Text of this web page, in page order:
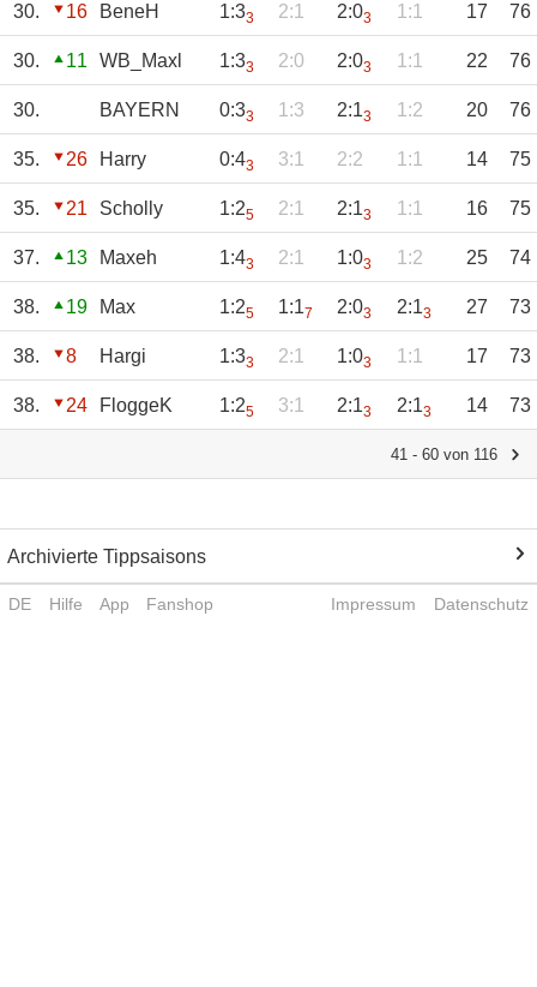
30. 16 BeneH 1:33 2:1 2:03 1:1 17 76
30. 11 WB_Maxl 1:33 2:0 2:03 1:1 22 76
30. BAYERN 0:33 1:3 2:13 1:2 20 76
35. 26 Harry 0:43 3:1 2:2 1:1 14 75
35. 21 Scholly 1:25 2:1 2:13 1:1 16 75
37. 13 Maxeh 1:43 2:1 1:03 1:2 25 74
38. 19 Max 1:25 1:17 2:03 2:13 27 73
38. 8 Hargi 1:33 2:1 1:03 1:1 17 73
38. 24 FloggeK 1:25 3:1 2:13 2:13 14 73
41 - 60 von 116
Archivierte Tippsaisons
DE Hilfe App Fanshop Impressum Datenschutz